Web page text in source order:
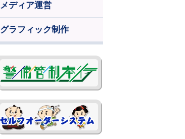
メディア運営
グラフィック制作